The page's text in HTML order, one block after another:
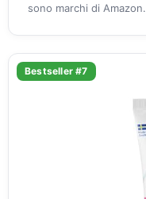
sono marchi di
Bestseller #7